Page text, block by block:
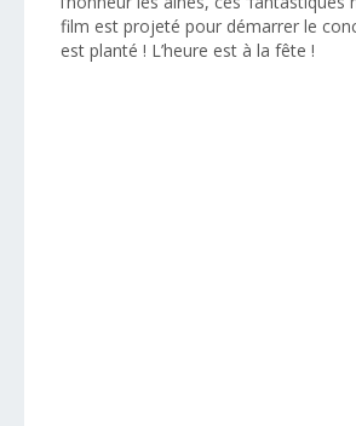
film est projeté pour démarrer le
est planté ! L’heure est à la fête !